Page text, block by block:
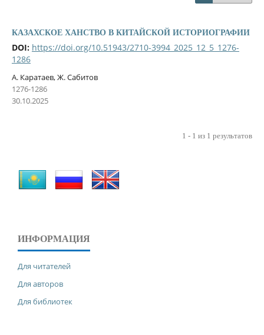
КАЗАХСКОЕ ХАНСТВО В КИТАЙСКОЙ ИСТОРИОГРАФИИ
DOI: https://doi.org/10.51943/2710-3994_2025_12_5_1276-
1286
А. Каратаев, Ж. Сабитов
1276-1286
30.10.2025
1 - 1 из 1 результатов
ИНФОРМАЦИЯ
Для читателей
Для авторов
Для библиотек